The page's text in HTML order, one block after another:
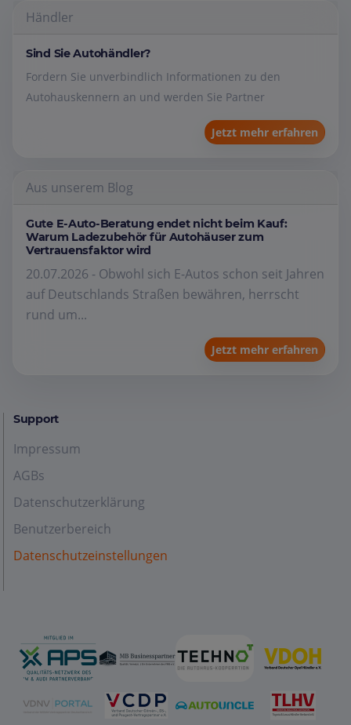
Händler
Sind Sie Autohändler?
Fordern Sie unverbindlich Informationen zu den
Autohauskennern an und werden Sie Partner
Jetzt mehr erfahren
Aus unserem Blog
Gute E-Auto-Beratung endet nicht beim Kauf:
Warum Ladezubehör für Autohäuser zum
Vertrauensfaktor wird
20.07.2026 - Obwohl sich E-Autos schon seit Jahren
auf Deutschlands Straßen bewähren, herrscht
rund um...
Jetzt mehr erfahren
Support
Impressum
AGBs
Datenschutzerklärung
Benutzerbereich
Datenschutzeinstellungen